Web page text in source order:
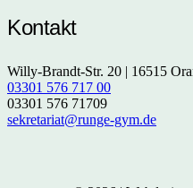
Kontakt
Willy-Brandt-Str. 20 | 16515
03301 576 717 00
03301 576 71709
sekretariat@runge-gym.de